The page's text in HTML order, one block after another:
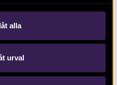
alla
urval